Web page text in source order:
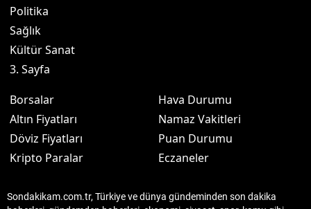
Politika
Sağlık
Kültür Sanat
3. Sayfa
Borsalar
Altın Fiyatları
Döviz Fiyatları
Kripto Paralar
Hava Durumu
Namaz Vakitleri
Puan Durumu
Eczaneler
Sondakikam.com.tr, Türkiye ve dünya gündeminden son dakika